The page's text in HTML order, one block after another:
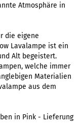
Atmosphäre in
die eigene
Lavalampe ist ein
Alt begeistert.
welche immer
Materialien
aus dem
in Pink - Lieferung